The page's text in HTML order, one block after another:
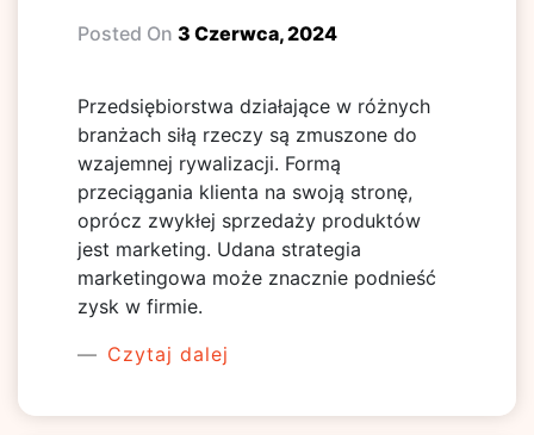
Posted On 3 Czerwca, 2024
Przedsiębiorstwa działające w różnych
branżach siłą rzeczy są zmuszone do
wzajemnej rywalizacji. Formą
przeciągania klienta na swoją stronę,
oprócz zwykłej sprzedaży produktów
jest marketing. Udana strategia
marketingowa może znacznie podnieść
zysk w firmie.
Czytaj dalej